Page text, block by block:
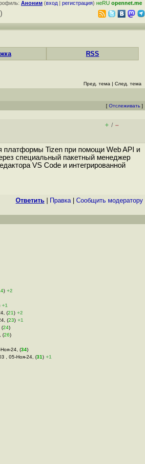
Аноним (вход | регистрация) неRU opennet.me
)
RSS
Пред. тема | След. тема
[ Отслеживать ]
+ / –
платформы Tizen при помощи Web API и
специальный пакетный менеджер
VS Code и интегрированной
Ответить Правка| Cообщить модератору
) +2
+1
(21) +2
(23) +1
(24)
(26)
24, (34)
, 05-Ноя-24, (31) +1